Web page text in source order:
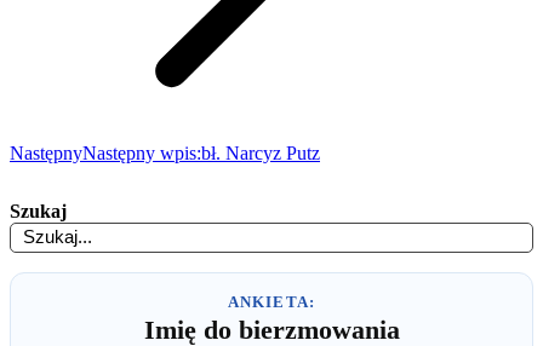
NastępnyNastępny wpis:bł. Narcyz Putz
Szukaj
ANKIETA:
Imię do bierzmowania